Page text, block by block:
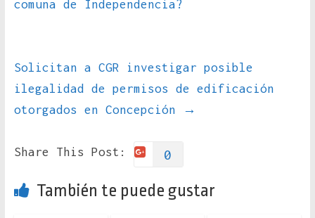
comuna de Independencia?
Solicitan a CGR investigar posible
ilegalidad de permisos de edificación
otorgados en Concepción
→
Share This Post: 0
También te puede gustar